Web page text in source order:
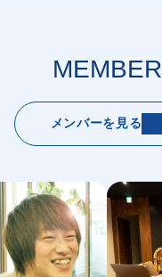
MEMBER
メンバーを見る